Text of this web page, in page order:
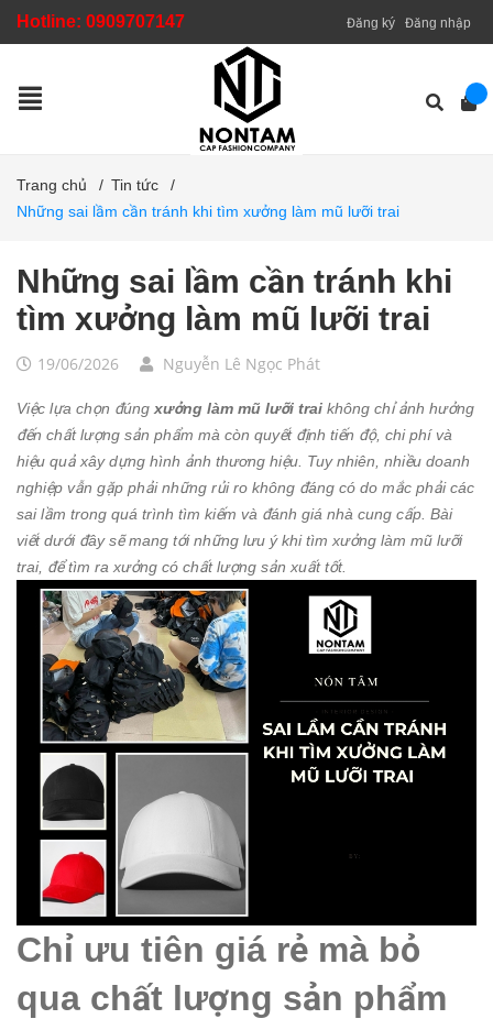
Hotline: 0909707147 Đăng ký Đăng nhập
Trang chủ / Tin tức
/
Những sai lầm cần tránh khi tìm xưởng làm mũ lưỡi trai
Những sai lầm cần tránh khi
tìm xưởng làm mũ lưỡi trai
19/06/2026 Nguyễn Lê Ngọc Phát
Việc lựa chọn đúng xưởng làm mũ lưỡi trai không chỉ ảnh hưởng
đến chất lượng sản phẩm mà còn quyết định tiến độ, chi phí và
hiệu quả xây dựng hình ảnh thương hiệu. Tuy nhiên, nhiều doanh
nghiệp vẫn gặp phải những rủi ro không đáng có do mắc phải các
sai lầm trong quá trình tìm kiếm và đánh giá nhà cung cấp. Bài
viết dưới đây sẽ mang tới những lưu ý khi tìm xưởng làm mũ lưỡi
trai, để tìm ra xưởng có chất lượng sản xuất tốt.
Chỉ ưu tiên giá rẻ mà bỏ
qua chất lượng sản phẩm